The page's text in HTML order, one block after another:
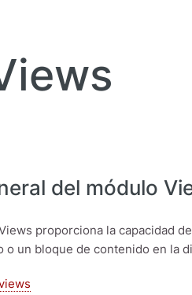
del módulo
proporciona la capacidad
un bloque de contenido en la